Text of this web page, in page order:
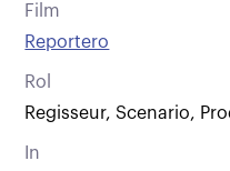
Film
Reportero
Rol
Regisseur, Scenario,
In